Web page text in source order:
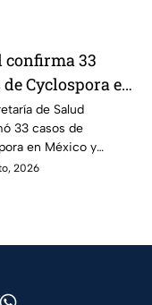
confirma 33
de Cyclospora en
¿en qué estado
los brotes
explosiva?
de Salud
33 casos de
en México y
investigaciones en
2026